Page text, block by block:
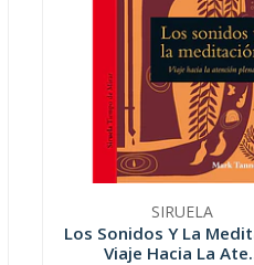
SIRUELA
Los Sonidos Y La
Viaje Hacia La